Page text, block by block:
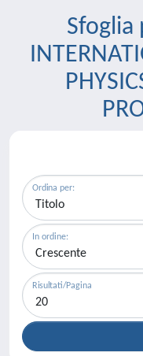
Sfoglia
Ordina per:
In ordine:
Risultati/Pagina